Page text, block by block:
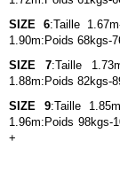
SIZE 6:Taille
1.90m:Poids 68kgs-
SIZE 7:Taille
1.88m:Poids 82kgs-
SIZE 9:Taille
1.96m:Poids 98kgs-
+